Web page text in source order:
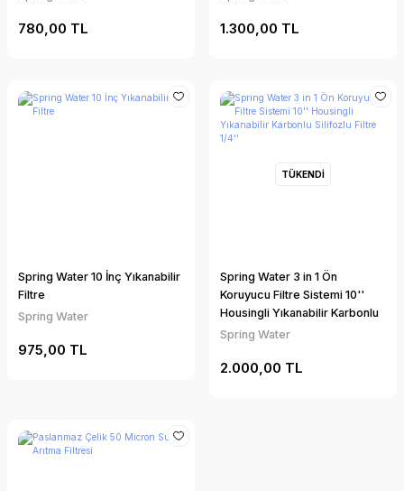
780,00 TL 1.300,00 TL
Spring Water 10 İnç Yıkanabilir
Filtre
Spring Water
975,00 TL
TÜKENDİ
Spring Water 3 in 1 Ön
Koruyucu Filtre Sistemi 10''
Housingli Yıkanabilir Karbonlu
Silifozlu Filtre 1/4''
Spring Water
2.000,00 TL